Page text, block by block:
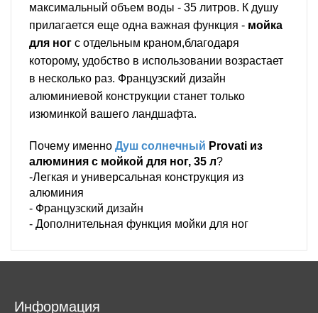
максимальный объем воды - 35 литров. К душу
прилагается еще одна важная функция - мойка
для ног с отдельным краном,благодаря
которому, удобство в использовании возрастает
в несколько раз. Французский дизайн
алюминиевой конструкции станет только
изюминкой вашего ландшафта.
Почему именно Душ солнечный Provati из
алюминия c мойкой для ног, 35 л?
-Легкая и универсальная конструкция из
алюминия
- Французский дизайн
- Дополнительная функция мойки для ног
Информация